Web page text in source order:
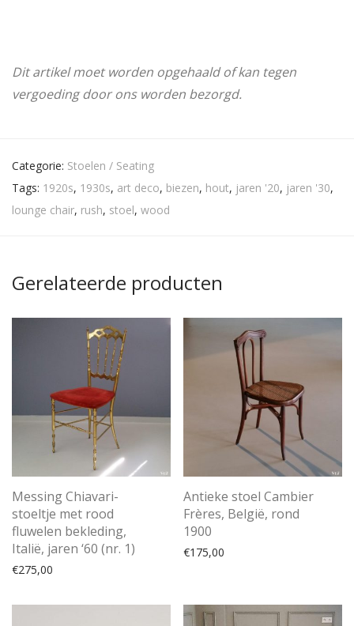
Dit artikel moet worden opgehaald of kan tegen
vergoeding door ons worden bezorgd.
Categorie: Stoelen / Seating
Tags: 1920s, 1930s, art deco, biezen, hout, jaren '20, jaren '30,
lounge chair, rush, stoel, wood
Gerelateerde producten
Messing Chiavari-
stoeltje met rood
fluwelen bekleding,
Italië, jaren ‘60 (nr. 1)
€275,00
Antieke stoel Cambier
Frères, België, rond
1900
€175,00